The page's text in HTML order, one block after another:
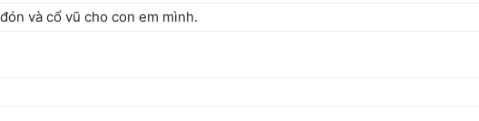
và cổ vũ cho con em mình.